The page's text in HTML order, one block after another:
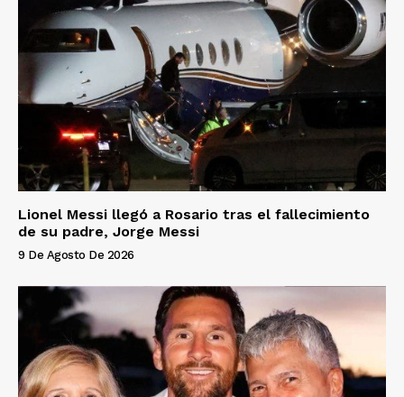
Lionel Messi llegó a Rosario tras el fallecimiento
de su padre, Jorge Messi
9 De Agosto De 2026